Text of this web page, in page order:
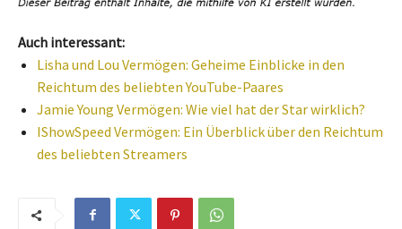
Auch interessant:
Lisha und Lou Vermögen: Geheime Einblicke in den
Reichtum des beliebten YouTube-Paares
Jamie Young Vermögen: Wie viel hat der Star wirklich?
IShowSpeed Vermögen: Ein Überblick über den Reichtum
des beliebten Streamers